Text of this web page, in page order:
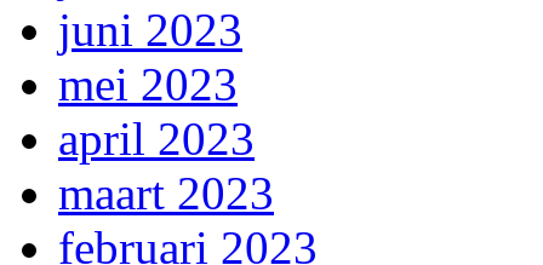
juni 2023
mei 2023
april 2023
maart 2023
februari 2023